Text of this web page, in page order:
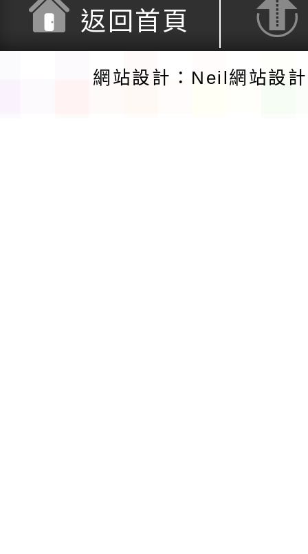
返回首頁
網站設計：Neil網站設